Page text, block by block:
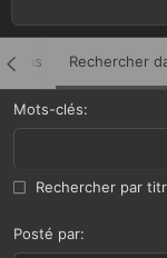
Rechercher
Mots-clés
Rechercher par
Posté par